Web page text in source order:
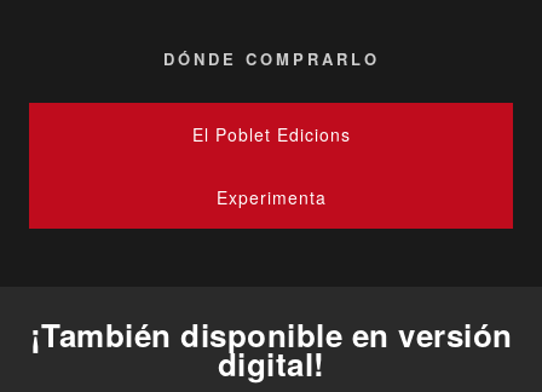
DÓNDE COMPRARLO
El Poblet Edicions
Experimenta
¡También disponible en versión
digital!